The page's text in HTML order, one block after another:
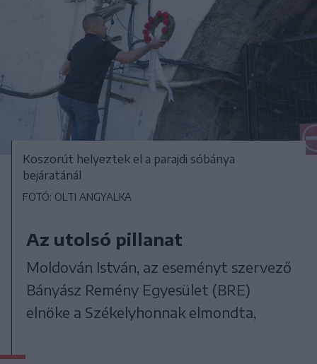
Koszorút helyeztek el a parajdi sóbánya
bejáratánál
FOTÓ: OLTI ANGYALKA
Az utolsó pillanat
Moldován István, az eseményt szervező
Bányász Remény Egyesület (BRE)
elnöke a Székelyhonnak elmondta,